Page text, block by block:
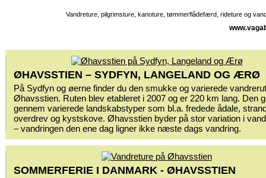
Vandreture, pilgrimsture, kanoture, tømmerflådefærd, rideture og
ØHAVSSTIEN – SYDFYN, LANGELAND OG ÆRØ
På Sydfyn og øerne finder du den smukke og varierede
Øhavsstien. Ruten blev etableret i 2007 og er 220 km lang. Den
gennem varierede landskabstyper som bl.a. fredede ådale,
overdrev og kystskove. Øhavsstien byder på stor variation i
– vandringen den ene dag ligner ikke næste dags vandring.
SOMMERFERIE I DANMARK - ØHAVSSTIEN